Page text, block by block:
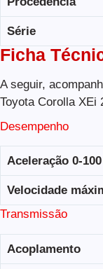
Série
Ficha
A seguir,
Toyota Corolla XEi
Desempenho
Aceleração 0-
Velocidade
Transmissão
Acoplamento